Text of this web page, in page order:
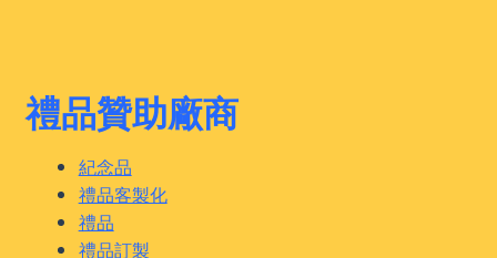
禮品贊助廠商
紀念品
禮品客製化
禮品
禮品訂製